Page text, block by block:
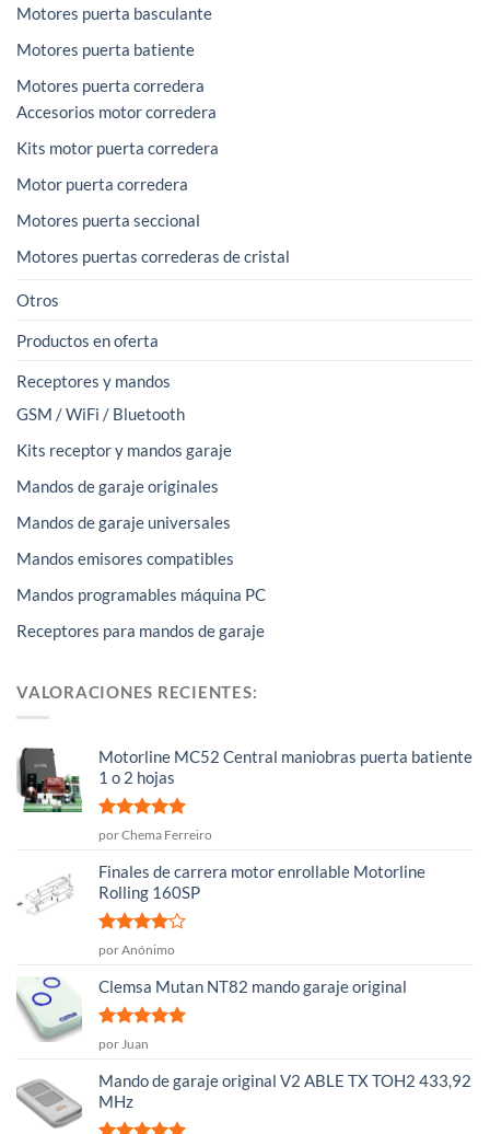
Motores puerta basculante
Motores puerta batiente
Motores puerta corredera
Accesorios motor corredera
Kits motor puerta corredera
Motor puerta corredera
Motores puerta seccional
Motores puertas correderas de cristal
Otros
Productos en oferta
Receptores y mandos
GSM / WiFi / Bluetooth
Kits receptor y mandos garaje
Mandos de garaje originales
Mandos de garaje universales
Mandos emisores compatibles
Mandos programables máquina PC
Receptores para mandos de garaje
VALORACIONES RECIENTES:
Motorline MC52 Central maniobras puerta batiente
1 o 2 hojas
Valorado
por Chema Ferreiro
Finales de carrera motor enrollable Motorline
Rolling 160SP
Valorado
5
por Anónimo
Clemsa Mutan NT82 mando garaje original
Valorado
por Juan
Mando de garaje original V2 ABLE TX TOH2 433,92
MHz